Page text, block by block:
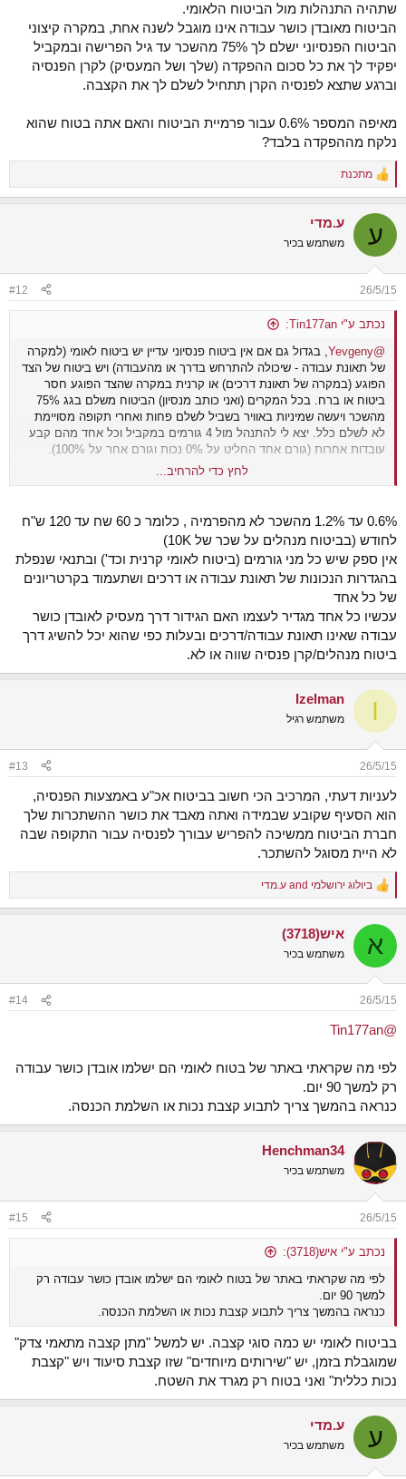
שתהיה התנהלות מול הביטוח הלאומי.
הביטוח מאובדן כושר עבודה אינו מוגבל לשנה אחת, במקרה קיצוני
הביטוח הפנסיוני ישלם לך 75% מהשכר עד גיל הפרישה ובמקביל
יפקיד לך את כל סכום ההפקדה (שלך ושל המעסיק) לקרן הפנסיה
וברגע שתצא לפנסיה הקרן תתחיל לשלם לך את הקצבה.
מאיפה המספר 0.6% עבור פרמיית הביטוח והאם אתה בטוח שהוא
נלקח מההפקדה בלבד?
R
e
c
i
s
:
מתכנת
ע ע.מדי
משתמש בכיר
26/5/15
#12
נכתב ע"י Tin177an:
@Yevgeny
, בגדול גם אם אין ביטוח פנסיוני עדיין יש ביטוח לאומי (למקרה
של תאונת עבודה - שיכולה להתרחש בדרך או מהעבודה) ויש ביטוח של הצד
הפוגע (במקרה של תאונת דרכים) או קרנית במקרה שהצד הפוגע חסר
ביטוח או ברח. בכל המקרים (ואני כותב מנסיון) הביטוח משלם בגג 75%
מהשכר ויעשה שמיניות באוויר בשביל לשלם פחות ואחרי תקופה מסויימת
לא לשלם כלל. יצא לי להתנהל מול 4 גורמים במקביל וכל אחד מהם קבע
עובדות אחרות (גורם אחד החליט על 0% נכות וגורם אחר על 100%).
למקרים כאלה.
במקרה של שבץ אז מאוד תלוי איפה הוא קרה, אם בעבודה או בדרך אליה
או ממנה אז זו תאונת עבודה ותתנהל מול הביטוח הלאומי. יש שאלה פתוחה
בדמות של שבץ ביום שלא עובדים בו, אני מאמין שתהיה התנהלות מול
הביטוח הלאומי.
הביטוח מאובדן כושר עבודה אינו מוגבל לשנה אחת, במקרה קיצוני הביטוח
הפנסיוני ישלם לך 75% מהשכר עד גיל הפרישה ובמקביל יפקיד לך את כל
סכום ההפקדה (שלך ושל המעסיק) לקרן הפנסיה וברגע שתצא לפנסיה
מאיפה המספר 0.6% עבור פרמיית הביטוח והאם אתה בטוח שהוא נלקח
מההפקדה בלבד?
לחץ כדי להרחיב...
0.6% עד 1.2% מהשכר לא מהפרמיה , כלומר כ 60 שח עד 120 ש"ח
לחודש (בביטוח מנהלים על שכר של 10K)
אין ספק שיש כל מני גורמים (ביטוח לאומי קרנית וכד') ובתנאי שנפלת
בהגדרות הנכונות של תאונת עבודה או דרכים ושתעמוד בקרטריונים
של כל אחד
עכשיו כל אחד מגדיר לעצמו האם הגידור דרך מעסיק לאובדן כושר
עבודה שאינו תאונת עבודה/דרכים ובעלות כפי שהוא יכל להשיג דרך
ביטוח מנהלים/קרן פנסיה שווה או לא.
I
Izelman
משתמש רגיל
26/5/15
#13
לעניות דעתי, המרכיב הכי חשוב בביטוח אכ"ע באמצעות הפנסיה,
הוא הסעיף שקובע שבמידה ואתה מאבד את כושר ההשתכרות שלך
חברת הביטוח ממשיכה להפריש עבורך לפנסיה עבור התקופה שבה
לא היית מסוגל להשתכר.
R
e
c
i
s
ביולוג ירושלמי ע.מדי
א איש(3718)
משתמש בכיר
26/5/15
#14
@Tin177an
לפי מה שקראתי באתר של בטוח לאומי הם ישלמו אובדן כושר עבודה
רק למשך 90 יום.
כנראה בהמשך צריך לתבוע קצבת נכות או השלמת הכנסה.
Henchman34
משתמש בכיר
26/5/15
#15
נכתב ע"י איש(3718):
לפי מה שקראתי באתר של בטוח לאומי הם ישלמו אובדן כושר עבודה רק
למשך 90 יום.
כנראה בהמשך צריך לתבוע קצבת נכות או השלמת הכנסה.
בביטוח לאומי יש כמה סוגי קצבה. יש למשל "מתן קצבה מתאמי צדק"
שמוגבלת בזמן, יש "שירותים מיוחדים" שזו קצבת סיעוד ויש "קצבת
נכות כללית" ואני בטוח רק מגרד את השטח.
ע ע.מדי
משתמש בכיר